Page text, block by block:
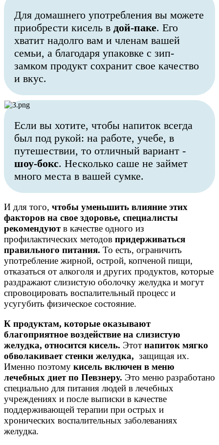
Для домашнего употребления вы можете
приобрести кисель в дой-паке. Его
хватит надолго вам и членам вашей
семьи, а благодаря упаковке с зип-
замком продукт сохранит свое качество
и вкус.
Если вы хотите, чтобы напиток всегда
был под рукой: на работе, учебе, в
путешествии, то отличный вариант -
шоу-бокс. Несколько саше не займет
много места в вашей сумке.
И для того, чтобы уменьшить влияние этих
факторов на свое здоровье, специалисты
рекомендуютв качестве одного из
профилактических методов придерживаться
правильного питания. То есть, ограничить
употребление жирной, острой, копченой пищи,
отказаться от алкоголя и других продуктов, которые
раздражают слизистую оболочку желудка и могут
спровоцировать воспалительный процесс и
усугубить физическое состояние.
К продуктам, которые оказывают
благоприятное воздействие на слизистую
желудка, относится кисель. Этот напиток мягко
обволакивает стенки желудка, защищая их.
Именно поэтому кисель включен в меню
лечебных диет по Певзнеру. Это меню разработано
специально для питания людей в лечебных
учреждениях и после выписки в качестве
поддерживающей терапии при острых и
хронических воспалительных заболеваниях
желудка.